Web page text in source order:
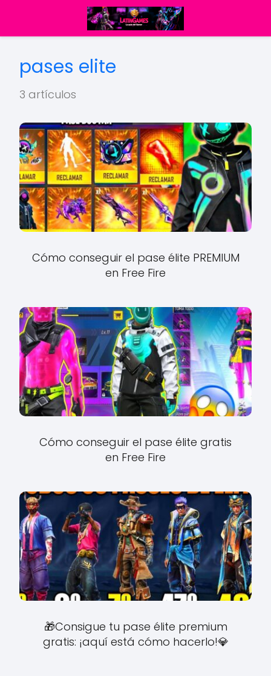
pases elite
3 artículos
Cómo conseguir el pase élite PREMIUM
en Free Fire
Cómo conseguir el pase élite gratis
en Free Fire
🎁Consigue tu pase élite premium
gratis: ¡aquí está cómo hacerlo!💎